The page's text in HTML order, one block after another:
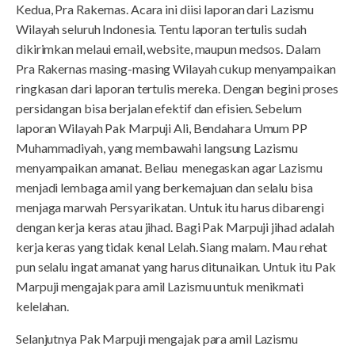
Kedua, Pra Rakernas. Acara ini diisi laporan dari Lazismu
Wilayah seluruh Indonesia. Tentu laporan tertulis sudah
dikirimkan melaui email, website, maupun medsos. Dalam
Pra Rakernas masing-masing Wilayah cukup menyampaikan
ringkasan dari laporan tertulis mereka. Dengan begini proses
persidangan bisa berjalan efektif dan efisien. Sebelum
laporan Wilayah Pak Marpuji Ali, Bendahara Umum PP
Muhammadiyah, yang membawahi langsung Lazismu
menyampaikan amanat. Beliau menegaskan agar Lazismu
menjadi lembaga amil yang berkemajuan dan selalu bisa
menjaga marwah Persyarikatan. Untuk itu harus dibarengi
dengan kerja keras atau jihad. Bagi Pak Marpuji jihad adalah
kerja keras yang tidak kenal Lelah. Siang malam. Mau rehat
pun selalu ingat amanat yang harus ditunaikan. Untuk itu Pak
Marpuji mengajak para amil Lazismu untuk menikmati
kelelahan.
Selanjutnya Pak Marpuji mengajak para amil Lazismu